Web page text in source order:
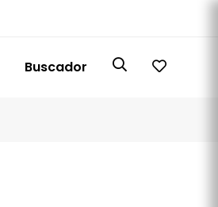
Buscador